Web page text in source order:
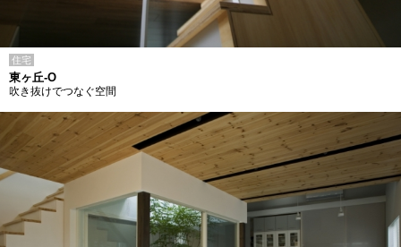
住宅
東ヶ丘-O
吹き抜けでつなぐ空間